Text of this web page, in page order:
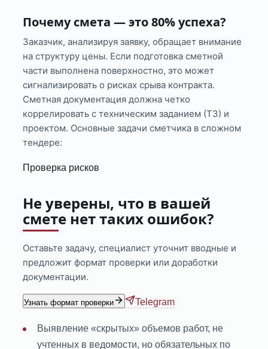
Почему смета — это 80% успеха?
Заказчик, анализируя заявку, обращает внимание
на структуру цены. Если подготовка сметной
части выполнена поверхностно, это может
сигнализировать о рисках срыва контракта.
Сметная документация должна четко
коррелировать с техническим заданием (ТЗ) и
проектом. Основные задачи сметчика в сложном
тендере:
Проверка рисков
Не уверены, что в вашей
смете нет таких ошибок?
Оставьте задачу, специалист уточнит вводные и
предложит формат проверки или доработки
документации.
Узнать формат проверки Telegram
Выявление «скрытых» объемов работ, не
учтенных в ведомости, но обязательных по